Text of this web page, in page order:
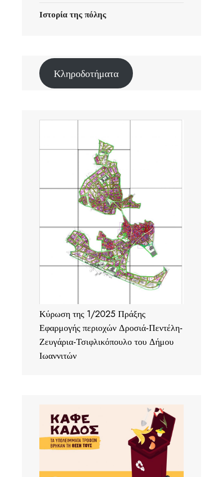
Ιστορία της πόλης
Κληροδοτήματα
Κύρωση της 1/2025 Πράξης
Εφαρμογής περιοχών Δροσιά-Πεντέλη-
Ζευγάρια-Τσιφλικόπουλο του Δήμου
Ιωαννιτών